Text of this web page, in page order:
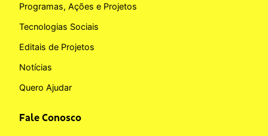
Programas, Ações e Projetos
Tecnologias Sociais
Editais de Projetos
Notícias
Quero Ajudar
Fale Conosco